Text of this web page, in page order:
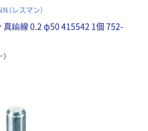
（レスマン）
真鍮線 0.2 φ50 415542 1個 752-
）